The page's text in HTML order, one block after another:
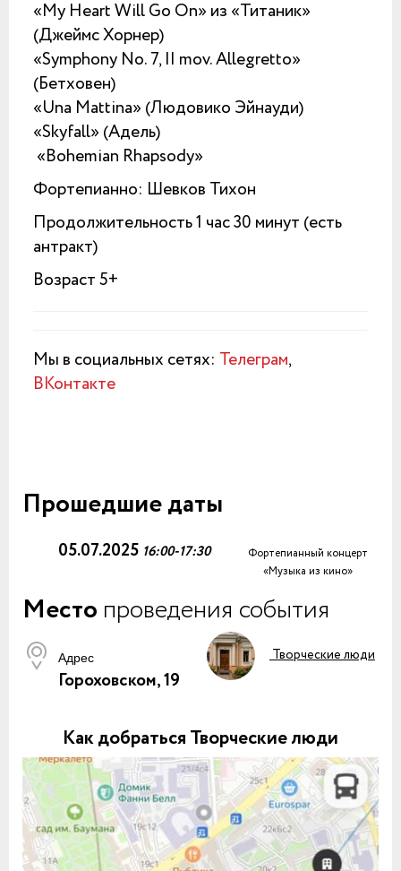
«My Heart Will Go On» из «Титаник»
(Джеймс Хорнер)
«Symphony No. 7, II mov. Allegretto»
(Бетховен)
«Una Mattina» (Людовико Эйнауди)
«Skyfall» (Адель)
«Bohemian Rhapsody»
Фортепианно: Шевков Тихон
Продолжительность 1 час 30 минут (есть
антракт)
Возраст 5+
Мы в социальных сетях: Телеграм,
ВКонтакте
Прошедшие даты
05.07.2025 16:00-17:30
Фортепианный концерт
«Музыка из кино»
Место проведения события
Адрес
Гороховском, 19
Творческие люди
Как добраться Творческие люди